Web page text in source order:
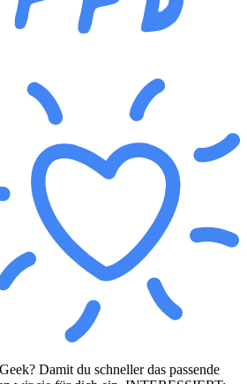
Damit du schneller das passende